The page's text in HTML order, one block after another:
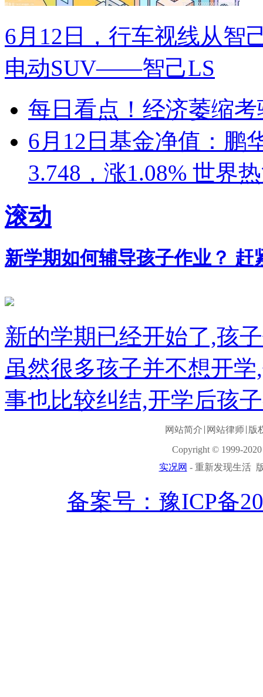
6月12日，行车视线从智
电动SUV——智己LS
每日看点！经济萎缩
6月12日基金净值：鹏
3.748，涨1.08% 世界
滚动
新学期如何辅导孩子作业？
新的学期已经开始了,孩
虽然很多孩子并不想开
事也比较纠结,开学后孩
网站简介 网站律师 版
Copyright © 1999-
实况网 - 重新发现生活
备案号：豫ICP备